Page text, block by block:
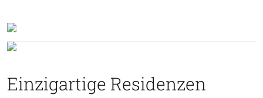
Einzigartige Residenzen